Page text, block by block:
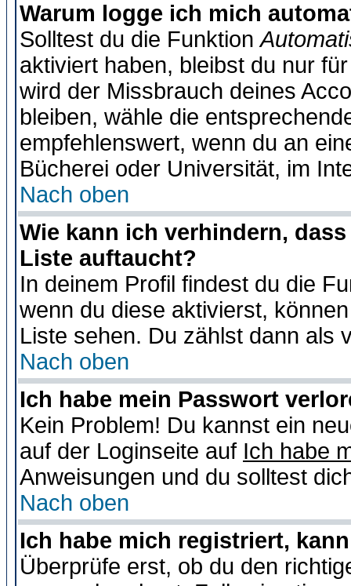
Warum logge ich mich
Solltest du die Funktion
aktiviert haben, bleibst du nur
wird der Missbrauch deines
bleiben, wähle die
empfehlenswert, wenn du an
Bücherei oder Universität, im
Nach oben
Wie kann ich verhindern,
Liste auftaucht?
In deinem Profil findest du die
wenn du diese aktivierst,
Liste sehen. Du zählst dann als
Nach oben
Ich habe mein Passwort
Kein Problem! Du kannst ein
auf der Loginseite auf Ich habe
Anweisungen und du solltest
Nach oben
Ich habe mich registriert,
Überprüfe erst, ob du den